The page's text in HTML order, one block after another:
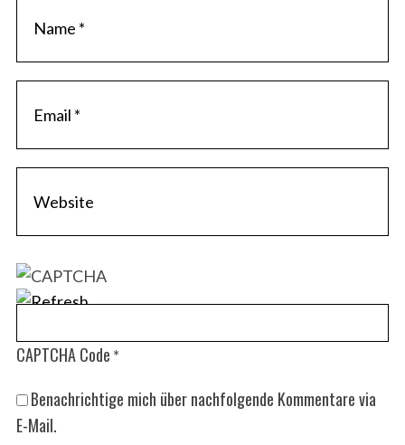
CAPTCHA Code *
Benachrichtige mich über nachfolgende Kommentare via
E-Mail.